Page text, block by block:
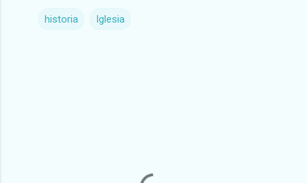
historia Iglesia